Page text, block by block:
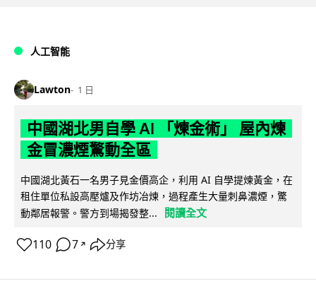
人工智能
Lawton 1 日
中國湖北男自學 AI 「煉金術」 屋內煉
金冒濃煙驚動全區
中國湖北黃石一名男子見金價高企，利用 AI 自學提煉黃金，在
租住單位私設高壓爐及作坊冶煉，過程產生大量刺鼻濃煙，驚
動鄰居報警。警方到場揭發整...
閱讀全文
110 7 ↗ 分享